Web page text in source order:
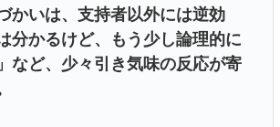
かいは、支持者以外には逆効
分かるけど、もう少し論理的に
など、少々引き気味の反応が寄